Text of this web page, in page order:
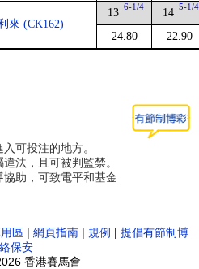
來 (CK162)
13 6-1/4
24.80
14 5-1/4
22.90
可投注的地方。
法，且可被判監禁。
助，可致電平和基金
區 | 網頁指南 | 規例 | 提倡有節制博
保安
香港賽馬會